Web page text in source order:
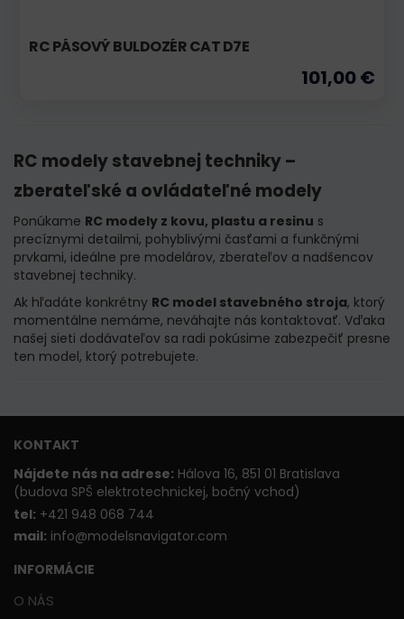
RC PÁSOVÝ BULDOZÉR CAT D7E
101,00 €
RC modely stavebnej techniky –
zberateľské a ovládateľné modely
Ponúkame RC modely z kovu, plastu a resinu s
precíznymi detailmi, pohyblivými časťami a funkčnými
prvkami, ideálne pre modelárov, zberateľov a nadšencov
stavebnej techniky.
Ak hľadáte konkrétny RC model stavebného stroja, ktorý
momentálne nemáme, neváhajte nás kontaktovať. Vďaka
našej sieti dodávateľov sa radi pokúsime zabezpečiť presne
ten model, ktorý potrebujete.
KONTAKT
Nájdete nás na adrese: Hálova 16, 851 01 Bratislava
(budova SPŠ elektrotechnickej, bočný vchod)
tel: +421 948 068 744
mail: info@modelsnavigator.com
INFORMÁCIE
O NÁS